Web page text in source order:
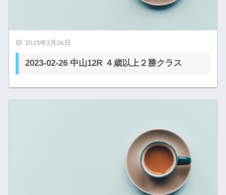
2023年2月26日
2023-02-26 中山12R ４歳以上２勝クラス